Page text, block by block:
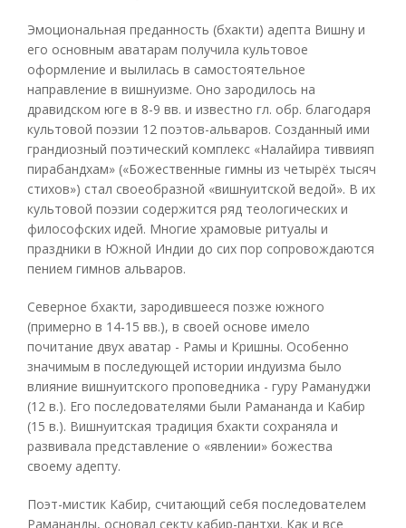
Эмоциональная преданность (бхакти) адепта Вишну и
его основным аватарам получила культовое
оформление и вылилась в самостоятельное
направление в вишнуизме. Оно зародилось на
дравидском юге в 8-9 вв. и известно гл. обр. благодаря
культовой поэзии 12 поэтов-альваров. Созданный ими
грандиозный поэтический комплекс «Налайира тиввияп
пирабандхам» («Божественные гимны из четырёх тысяч
стихов») стал своеобразной «вишнуитской ведой». В их
культовой поэзии содержится ряд теологических и
философских идей. Многие храмовые ритуалы и
праздники в Южной Индии до сих пор сопровождаются
пением гимнов альваров.
Северное бхакти, зародившееся позже южного
(примерно в 14-15 вв.), в своей основе имело
почитание двух аватар - Рамы и Кришны. Особенно
значимым в последующей истории индуизма было
влияние вишнуитского проповедника - гуру Рамануджи
(12 в.). Его последователями были Рамананда и Кабир
(15 в.). Вишнуитская традиция бхакти сохраняла и
развивала представление о «явлении» божества
своему адепту.
Поэт-мистик Кабир, считающий себя последователем
Рамананды, основал секту кабир-пантхи. Как и все